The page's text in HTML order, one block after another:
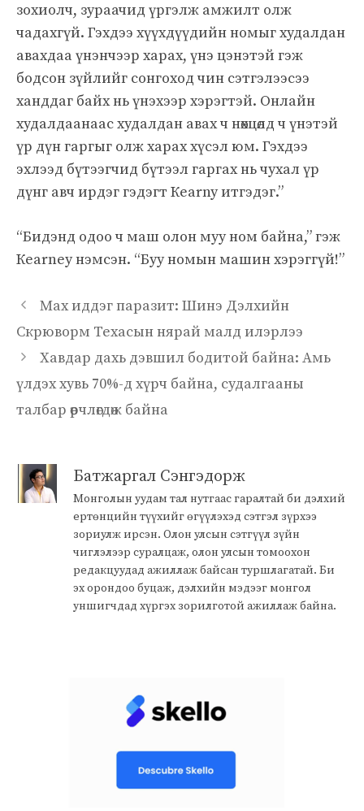
зохиолч, зураачид үргэлж амжилт олж
чадахгүй. Гэхдээ хүүхдүүдийн номыг худалдан
авахдаа үнэнчээр харах, үнэ цэнэтэй гэж
бодсон зүйлийг сонгоход чин сэтгэлээсээ
ханддаг байх нь үнэхээр хэрэгтэй. Онлайн
худалдаанаас худалдан авах ч нөхцөлд ч үнэтэй
үр дүн гаргыг олж харах хүсэл юм. Гэхдээ
эхлээд бүтээгчид бүтээл гаргах нь чухал үр
дүнг авч ирдэг гэдэгт Кearny итгэдэг.”
“Бидэнд одоо ч маш олон муу ном байна,” гэж
Кearney нэмсэн. “Буу номын машин хэрэггүй!”
Мах иддэг паразит: Шинэ Дэлхийн
Скрюворм Техасын нярай малд илэрлээ
Хавдар дахь дэвшил бодитой байна: Амь
үлдэх хувь 70%-д хүрч байна, судалгааны
талбар өөрчлөгдөж байна
Батжаргал Сэнгэдорж
Монголын уудам тал нутгаас гаралтай би дэлхий
ертөнцийн түүхийг өгүүлэхэд сэтгэл зүрхээ
зориулж ирсэн. Олон улсын сэтгүүл зүйн
чиглэлээр суралцаж, олон улсын томоохон
редакцуудад ажиллаж байсан туршлагатай. Би
эх орондоо буцаж, дэлхийн мэдээг монгол
уншигчдад хүргэх зорилготой ажиллаж байна.